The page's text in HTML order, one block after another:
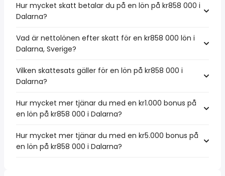
Hur mycket skatt betalar du på en lön på kr858 000 i
Dalarna?
Vad är nettolönen efter skatt för en kr858 000 lön i
Dalarna, Sverige?
Vilken skattesats gäller för en lön på kr858 000 i
Dalarna?
Hur mycket mer tjänar du med en kr1.000 bonus på
en lön på kr858 000 i Dalarna?
Hur mycket mer tjänar du med en kr5.000 bonus på
en lön på kr858 000 i Dalarna?